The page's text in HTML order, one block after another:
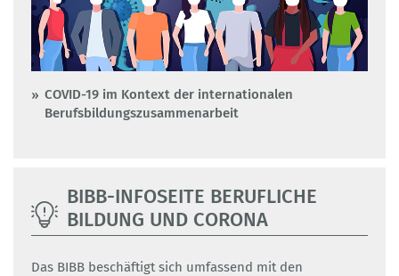
COVID-19 im Kontext der internationalen
Berufsbildungszusammenarbeit
BIBB-INFOSEITE BERUFLICHE
BILDUNG UND CORONA
Das BIBB beschäftigt sich umfassend mit den